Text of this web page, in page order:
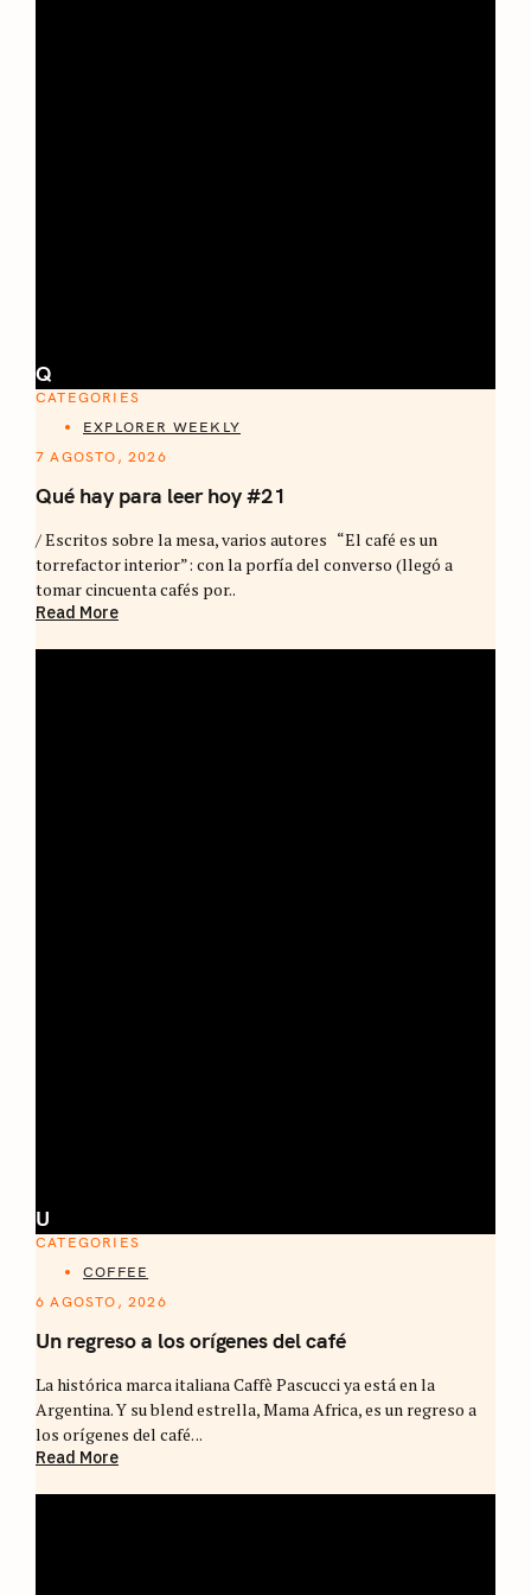
Q
CATEGORIES
EXPLORER WEEKLY
7 AGOSTO, 2026
Qué hay para leer hoy #21
/ Escritos sobre la mesa, varios autores “El café es un
torrefactor interior”: con la porfía del converso (llegó a
tomar cincuenta cafés por..
Read More
U
CATEGORIES
COFFEE
6 AGOSTO, 2026
Un regreso a los orígenes del café
La histórica marca italiana Caffè Pascucci ya está en la
Argentina. Y su blend estrella, Mama Africa, es un regreso a
los orígenes del café. ..
Read More